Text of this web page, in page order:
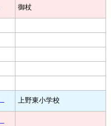
御杖
上野東小学校